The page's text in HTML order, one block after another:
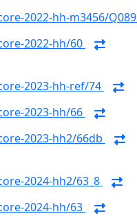
2022-hh-m3456/Q089
2022-hh/60
2023-hh-ref/74
2023-hh/66
2023-hh2/66db
2024-hh2/63_8
2024-hh/63